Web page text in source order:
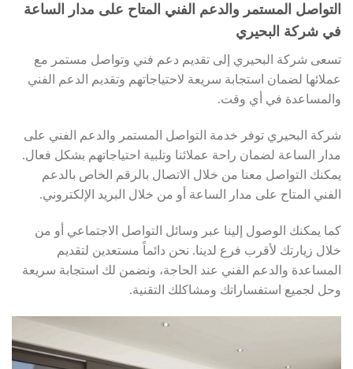
التواصل المستمر والدعم الفني المتاح على مدار الساعة
في شركة البحيري
تسعى شركة البحيري إلى تقديم دعم فني وتواصل مستمر مع
عملائها لضمان استجابة سريعة لاحتياجاتهم وتقديم الدعم الفني
والمساعدة في أي وقت.
شركة البحيري توفر خدمة التواصل المستمر والدعم الفني على
مدار الساعة لضمان راحة عملائنا وتلبية احتياجاتهم بشكل فعال.
يمكنك التواصل معنا من خلال الاتصال بالرقم الخاص بالدعم
الفني المتاح على مدار الساعة أو من خلال البريد الإلكتروني.
كما يمكنك الوصول إلينا عبر وسائل التواصل الاجتماعي أو من
خلال زيارتك لأقرب فرع لدينا. نحن دائماً مستعدين لتقديم
المساعدة والدعم الفني عند الحاجة، ونضمن لك استجابة سريعة
وحل لجميع استفساراتك ومشاكلك التقنية.